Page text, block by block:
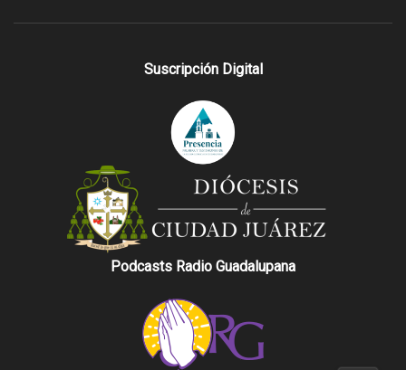
Suscripción Digital
Podcasts Radio Guadalupana